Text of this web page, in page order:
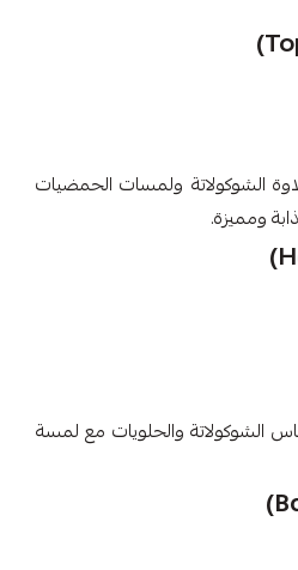
الشوكولاتة ولمسات الحمضيات
ومميزة.
الشوكولاتة والحلويات مع لمسة